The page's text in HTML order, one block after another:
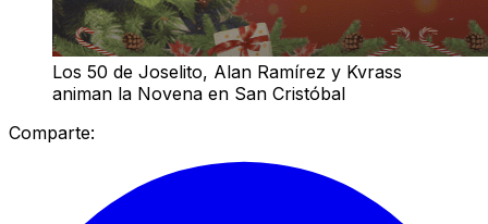
Los 50 de Joselito, Alan Ramírez y Kvrass
animan la Novena en San Cristóbal
Comparte: